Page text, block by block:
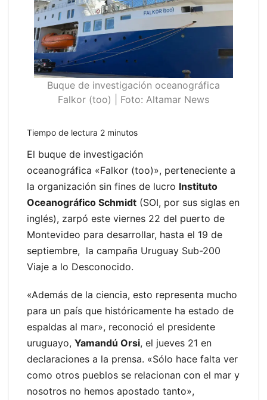
Buque de investigación oceanográfica
Falkor (too) | Foto: Altamar News
Tiempo de lectura 2 minutos
El buque de investigación
oceanográfica «Falkor (too)», perteneciente a
la organización sin fines de lucro Instituto
Oceanográfico Schmidt (SOI, por sus siglas en
inglés), zarpó este viernes 22 del puerto de
Montevideo para desarrollar, hasta el 19 de
septiembre, la campaña Uruguay Sub-200
Viaje a lo Desconocido.
«Además de la ciencia, esto representa mucho
para un país que históricamente ha estado de
espaldas al mar», reconoció el presidente
uruguayo, Yamandú Orsi, el jueves 21 en
declaraciones a la prensa. «Sólo hace falta ver
como otros pueblos se relacionan con el mar y
nosotros no hemos apostado tanto»,